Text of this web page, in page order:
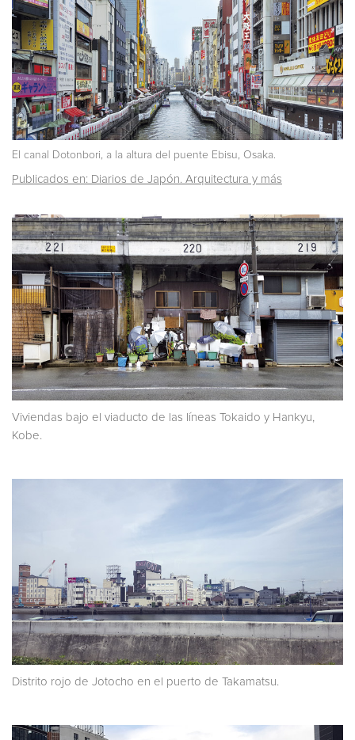
El canal Dotonbori, a la altura del puente Ebisu, Osaka.
Publicados en: Diarios de Japón. Arquitectura y más
Viviendas bajo el viaducto de las líneas Tokaido y Hankyu,
Kobe.
Distrito rojo de Jotocho en el puerto de Takamatsu.